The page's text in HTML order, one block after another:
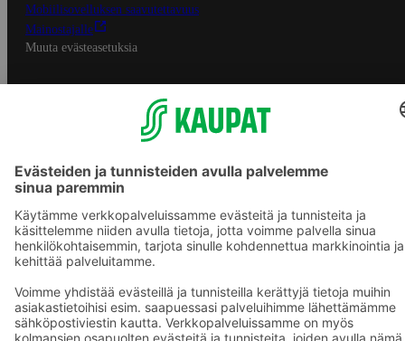
Mobiilisovelluksen saavutettavuus
Mainostajalle
Muuta evästeasetuksia
S-ryhmän palvelut
S-ryhmä
Asiakasomistajuus
Yhteishyvä Ruoka -sovellus
S-ostoslista -sovellus
Prisma.fi
Sokos.fi
S-Pankki
Yhteishyvä
Sokos Hotels